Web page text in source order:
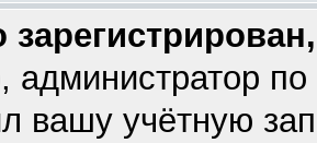
по
вашу учётную